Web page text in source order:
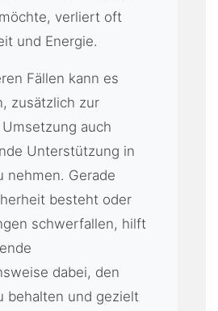
verliert oft
und Energie.
Fällen kann es
zusätzlich zur
auch
Unterstützung in
nehmen. Gerade
besteht oder
schwerfallen, hilft
dabei, den
behalten und gezielt